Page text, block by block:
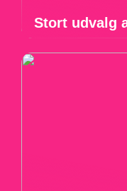
Stort udvalg